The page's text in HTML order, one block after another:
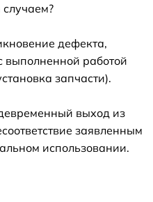
дефекта,
выполненной работой
запчасти).
выход из
заявленным
использовании.